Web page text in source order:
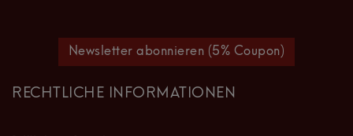
Newsletter abonnieren (5% Coupon)
RECHTLICHE INFORMATIONEN